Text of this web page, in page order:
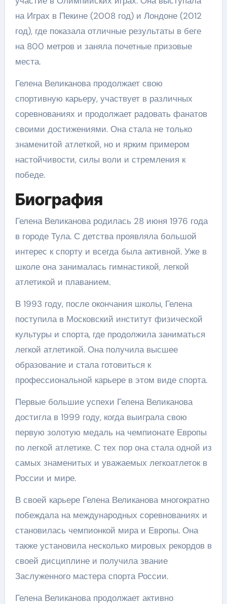
на Играх в Пекине (2008 год) и Лондоне (2012
год), где показала отличные результаты в беге
на 800 метров и заняла почетные призовые
места.
Гелена Великанова продолжает свою
спортивную карьеру, участвует в различных
соревнованиях и продолжает радовать фанатов
своими достижениями. Она стала не только
знаменитой атлеткой, но и ярким примером
настойчивости, силы воли и стремления к
победе.
Биография
Гелена Великанова родилась 28 июня 1976 года
в городе Тула. С детства проявляла большой
интерес к спорту и всегда была активной. Уже в
школе она занималась гимнастикой, легкой
атлетикой и плаванием.
В 1993 году, после окончания школы, Гелена
поступила в Московский институт физической
культуры и спорта, где продолжила заниматься
легкой атлетикой. Она получила высшее
образование и стала готовиться к
профессиональной карьере в этом виде спорта.
Первые большие успехи Гелена Великанова
достигла в 1999 году, когда выиграла свою
первую золотую медаль на чемпионате Европы
по легкой атлетике. С тех пор она стала одной из
самых знаменитых и уважаемых легкоатлеток в
России и мире.
В своей карьере Гелена Великанова многократно
побеждала на международных соревнованиях и
становилась чемпионкой мира и Европы. Она
также установила несколько мировых рекордов в
своей дисциплине и получила звание
Заслуженного мастера спорта России.
Гелена Великанова продолжает активно